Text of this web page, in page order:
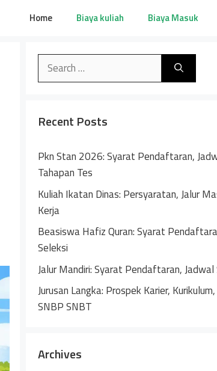
Home Biaya kuliah Biaya Masuk
Search
Recent Posts
Pkn Stan 2026: Syarat Pendaftaran,
Tahapan Tes
Kuliah Ikatan Dinas: Persyaratan, Jalur
Kerja
Beasiswa Hafiz Quran: Syarat
Seleksi
Jalur Mandiri: Syarat Pendaftaran, Jadwal
Jurusan Langka: Prospek Karier,
SNBP SNBT
Archives